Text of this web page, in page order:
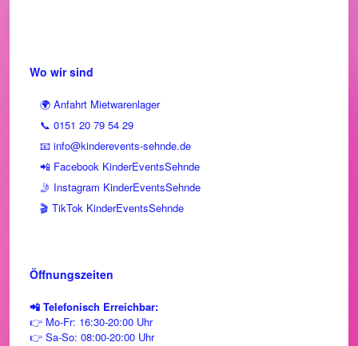
Wo wir sind
🌍 Anfahrt Mietwarenlager
📞 0151 20 79 54 29
📧 info@kinderevents-sehnde.de
📲 Facebook KinderEventsSehnde
🤳 Instagram KinderEventsSehnde
🎬 TikTok KinderEventsSehnde
Öffnungszeiten
📲 Telefonisch Erreichbar:
👉 Mo-Fr: 16:30-20:00 Uhr
👉 Sa-So: 08:00-20:00 Uhr